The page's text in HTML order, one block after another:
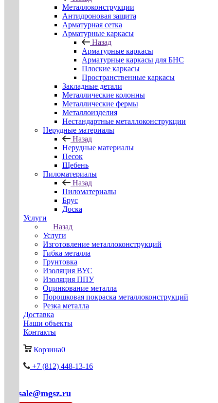
Металлоконструкции
Антидроновая защита
Арматурная сетка
Арматурные каркасы
Назад
Арматурные каркасы
Арматурные каркасы для БНС
Плоские каркасы
Пространственные каркасы
Закладные детали
Металлические колонны
Металлические фермы
Металлоизделия
Нестандартные металлоконструкции
Нерудные материалы
Назад
Нерудные материалы
Песок
Щебень
Пиломатериалы
Назад
Пиломатериалы
Брус
Доска
Услуги
Назад
Услуги
Изготовление металлоконструкций
Гибка металла
Грунтовка
Изоляция ВУС
Изоляция ППУ
Оцинкование металла
Порошковая покраска металлоконструкций
Резка металла
Доставка
Наши объекты
Контакты
Корзина0
+7 (812) 448-13-16
mg-sale@mgsz.ru